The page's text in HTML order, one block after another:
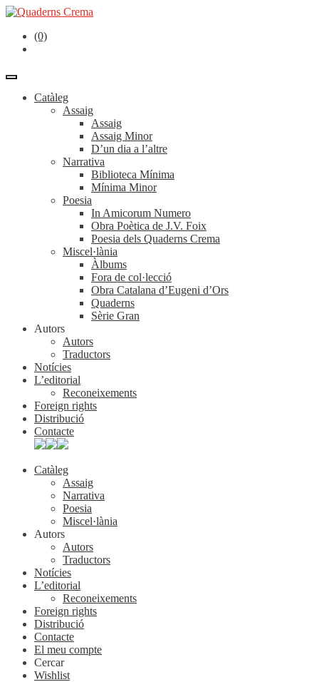
(0)
Catàleg
Assaig
Assaig
Assaig Minor
D’un dia a l’altre
Narrativa
Biblioteca Mínima
Mínima Minor
Poesia
In Amicorum Numero
Obra Poètica de J.V. Foix
Poesia dels Quaderns Crema
Miscel·lània
Àlbums
Fora de col·lecció
Obra Catalana d’Eugeni d’Ors
Quaderns
Sèrie Gran
Autors
Autors
Traductors
Notícies
L’editorial
Reconeixements
Foreign rights
Distribució
Contacte
Catàleg
Assaig
Narrativa
Poesia
Miscel·lània
Autors
Autors
Traductors
Notícies
L’editorial
Reconeixements
Foreign rights
Distribució
Contacte
El meu compte
Cercar
Wishlist